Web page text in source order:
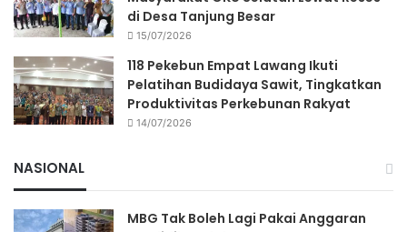
di Desa Tanjung Besar
15/07/2026
118 Pekebun Empat Lawang Ikuti
Pelatihan Budidaya Sawit, Tingkatkan
Produktivitas Perkebunan Rakyat
14/07/2026
NASIONAL
MBG Tak Boleh Lagi Pakai Anggaran